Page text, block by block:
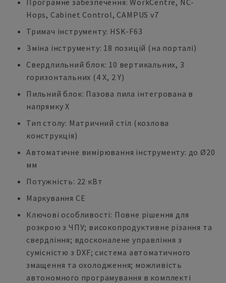
Програмне забезпечення: WorkCentre, NC-
Hops, Cabinet Control, CAMPUS v7
Тримач інструменту: HSK-F63
Зміна інструменту: 18 позицій (на порталі)
Свердлильний блок: 10 вертикальних, 3
горизонтальних (4 X, 2 Y)
Пильний блок: Пазова пила інтегрована в
напрямку X
Тип столу: Матричний стіл (козлова
конструкція)
Автоматичне вимірювання інструменту: до Ø20
мм
Потужність: 22 кВт
Маркування CE
Ключові особливості: Повне рішення для
розкрою з ЧПУ; високопродуктивне різання та
свердління; вдосконалене управління з
сумісністю з DXF; система автоматичного
змащення та охолодження; можливість
автономного програмування в комплекті